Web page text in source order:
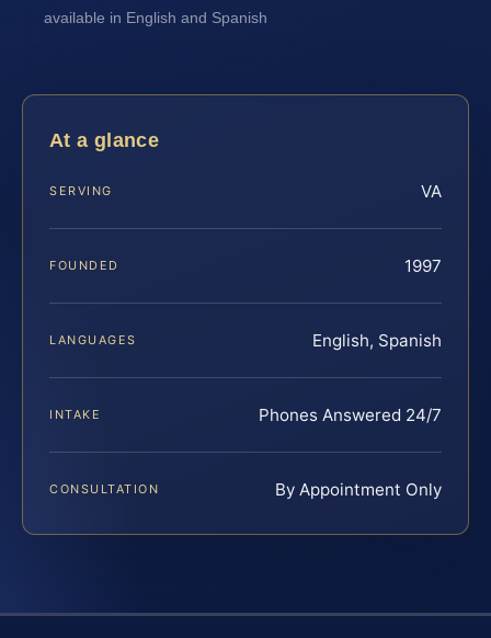
available in English and Spanish
At a glance
SERVING VA
FOUNDED 1997
LANGUAGES English, Spanish
INTAKE Phones Answered 24/7
CONSULTATION By Appointment Only